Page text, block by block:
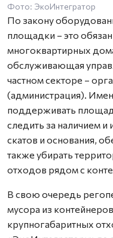
Фото: ЭкоИнтегратор
По закону
площадки – это
многоквартирных
обслуживающая
частном секторе –
(администрация).
поддерживать
следить за наличием
скатов и основания,
также убирать
отходов рядом с
В свою очередь
мусора из
крупногабаритных